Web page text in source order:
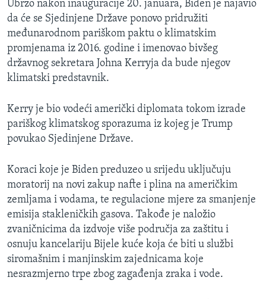
Ubrzo nakon inauguracije 20. januara, Biden je najavio
da će se Sjedinjene Države ponovo pridružiti
međunarodnom pariškom paktu o klimatskim
promjenama iz 2016. godine i imenovao bivšeg
državnog sekretara Johna Kerryja da bude njegov
klimatski predstavnik.
Kerry je bio vodeći američki diplomata tokom izrade
pariškog klimatskog sporazuma iz kojeg je Trump
povukao Sjedinjene Države.
Koraci koje je Biden preduzeo u srijedu uključuju
moratorij na novi zakup nafte i plina na američkim
zemljama i vodama, te regulacione mjere za smanjenje
emisija stakleničkih gasova. Takođe je naložio
zvaničnicima da izdvoje više područja za zaštitu i
osnuju kancelariju Bijele kuće koja će biti u službi
siromašnim i manjinskim zajednicama koje
nesrazmjerno trpe zbog zagađenja zraka i vode.